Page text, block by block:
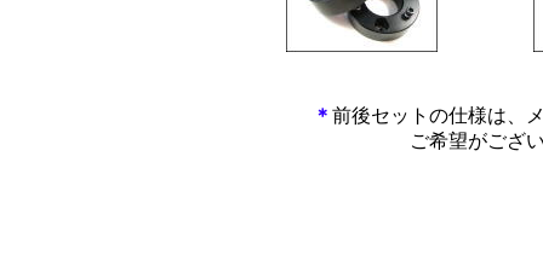
＊ 前後セットの仕様は、
ご希望がござ